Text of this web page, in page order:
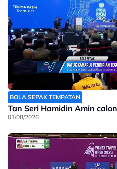
BOLA SEPAK TEMPATAN
Tan Seri Hamidin Amin
01/08/2026